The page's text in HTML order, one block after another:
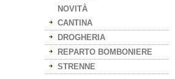
NOVITÀ
CANTINA
DROGHERIA
REPARTO BOMBONIERE
STRENNE